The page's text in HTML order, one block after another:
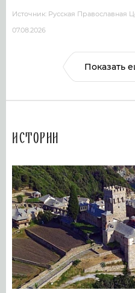
Источник: Русская Православная
07.08.2026
Показать
Истории